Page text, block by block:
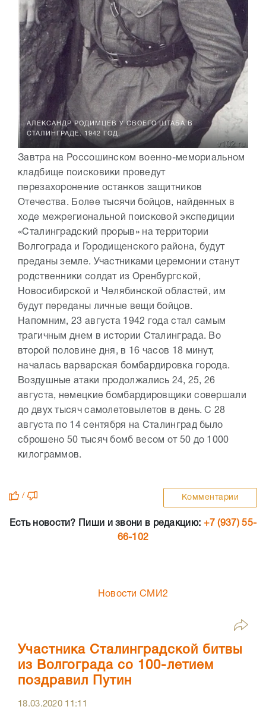
АЛЕКСАНДР РОДИМЦЕВ У СВОЕГО ШТАБА В
СТАЛИНГРАДЕ. 1942 ГОД.
Завтра на Россошинском военно-мемориальном
кладбище поисковики проведут
перезахоронение останков защитников
Отечества. Более тысячи бойцов, найденных в
ходе межрегиональной поисковой экспедиции
«Сталинградский прорыв» на территории
Волгограда и Городищенского района, будут
преданы земле. Участниками церемонии станут
родственники солдат из Оренбургской,
Новосибирской и Челябинской областей, им
будут переданы личные вещи бойцов.
Напомним, 23 августа 1942 года стал самым
трагичным днем в истории Сталинграда. Во
второй половине дня, в 16 часов 18 минут,
началась варварская бомбардировка города.
Воздушные атаки продолжались 24, 25, 26
августа, немецкие бомбардировщики совершали
до двух тысяч самолетовылетов в день. С 28
августа по 14 сентября на Сталинград было
сброшено 50 тысяч бомб весом от 50 до 1000
килограммов.
/ Комментарии
Есть новости? Пиши и звони в редакцию: +7 (937) 55-
66-102
Новости СМИ2
Участника Сталинградской битвы
из Волгограда со 100-летием
поздравил Путин
18.03.2020 11:11